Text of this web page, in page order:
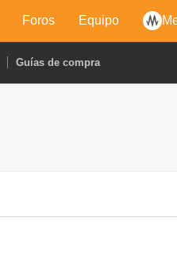
Foros Equipo
Guías de compra